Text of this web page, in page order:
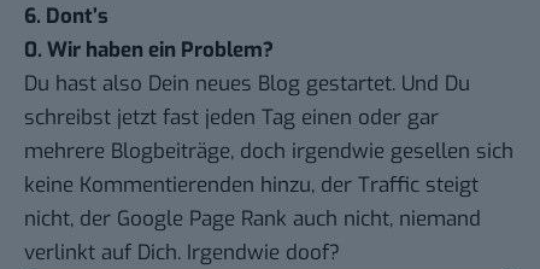
6. Dont’s
0. Wir haben ein Problem?
Du hast also Dein neues Blog gestartet. Und Du
schreibst jetzt fast jeden Tag einen oder gar
mehrere Blogbeiträge, doch irgendwie gesellen sich
keine Kommentierenden hinzu, der Traffic steigt
nicht, der Google Page Rank auch nicht, niemand
verlinkt auf Dich. Irgendwie doof?